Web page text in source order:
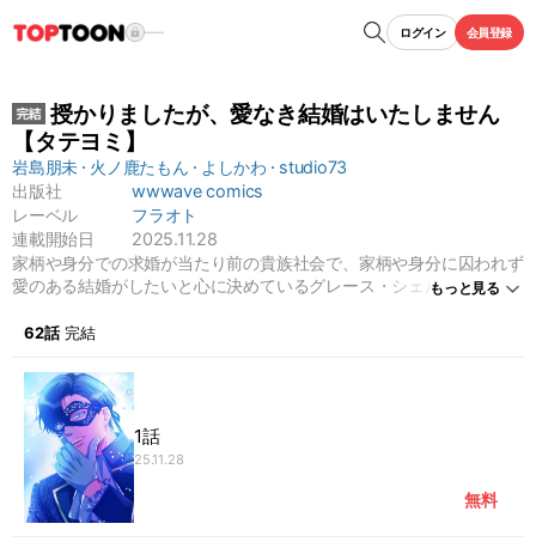
ログイン 会員登録
授かりましたが、愛なき結婚はいたしません
【タテヨミ】
岩島朋未 火ノ鹿たもん よしかわ
studio73
出版社
wwwave comics
レーベル
フラオト
連載開始日
2025.11.28
もっと見る
家柄や身分での求婚が当たり前の貴族社会で、家柄や身分に囚われず
愛のある結婚がしたいと心に決めているグレース・シェルグレイヴ。
出会う。意気投合した2人はそのままロマンチックな一夜を過ごし、
敵・ウォード家の息子だった。子どもを利用されるわけにはいかない
グレースに、積極的に迫るアラン。すべては跡取りのため？それとも
愛…？不器用すぎる2人が紡ぐ手探りの愛の物語。
62話 完結
1話
25.11.28
無料